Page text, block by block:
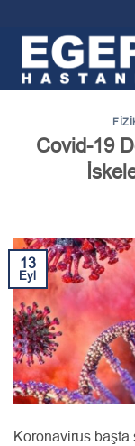
atla
Covid-19
13
Eyl
Koronavirüs başta